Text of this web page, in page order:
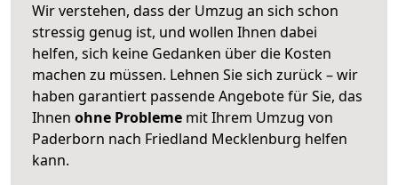
Wir verstehen, dass der Umzug an sich schon
stressig genug ist, und wollen Ihnen dabei
helfen, sich keine Gedanken über die Kosten
machen zu müssen. Lehnen Sie sich zurück – wir
haben garantiert passende Angebote für Sie, das
Ihnen ohne Probleme mit Ihrem Umzug von
Paderborn nach Friedland Mecklenburg helfen
kann.